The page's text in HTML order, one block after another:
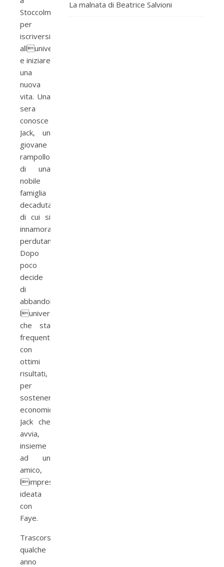
Stoccolma
per
iscriversi
alluniversit�
e iniziare
una
nuova
vita. Una
sera
conosce
Jack, un
giovane
rampollo
di una
nobile
famiglia
decaduta,
di cui si
innamora
perdutamente.
Dopo
poco
decide
di
abbandonare
luniversit�
che sta
frequentando
con
ottimi
risultati,
per
sostenere
economicamente
Jack che
avvia,
insieme
ad un
amico,
limpresa
ideata
con
Faye.
Trascorso
qualche
anno
La malnata di Beatrice Salvioni